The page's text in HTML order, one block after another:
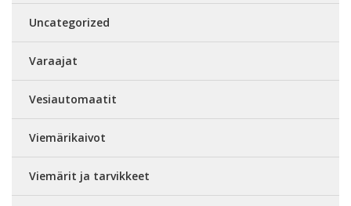
Uncategorized
Varaajat
Vesiautomaatit
Viemärikaivot
Viemärit ja tarvikkeet